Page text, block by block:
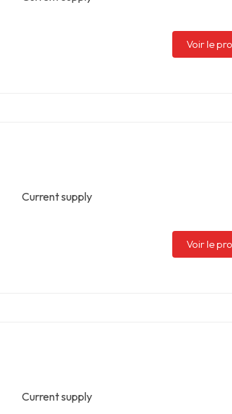
Voir le
Current supply
Voir le
Current supply